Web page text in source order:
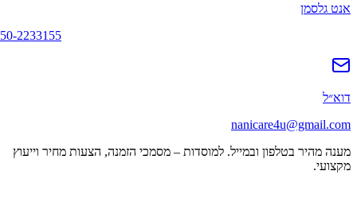
אנט גלסמן
050-2233155
דוא״ל
nanicare4u@gmail.com
מענה מהיר בטלפון ובמייל. למוסדות – מסמכי הזמנה, הצעות מחיר וייעוץ
מקצועי.